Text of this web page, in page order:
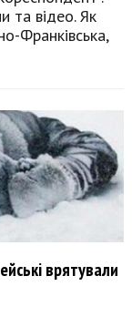
та відео. Як
Франківська,
врятували